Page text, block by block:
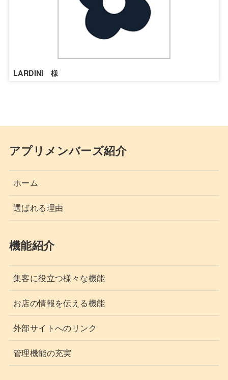
LARDINI 様
アプリメンバーズ紹介
ホーム
選ばれる理由
機能紹介
集客に役立つ様々な機能
お店の情報を伝える機能
外部サイトへのリンク
管理機能の充実